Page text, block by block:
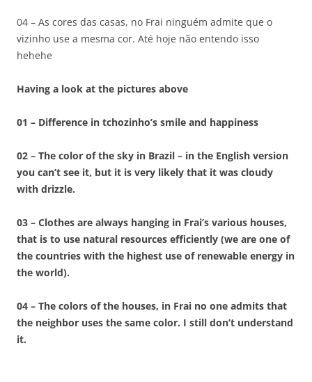
04 – As cores das casas, no Frai ninguém admite que o
vizinho use a mesma cor. Até hoje não entendo isso
hehehe
Having a look at the pictures above
01 – Difference in tchozinho’s smile and happiness
02 – The color of the sky in Brazil – in the English version
you can’t see it, but it is very likely that it was cloudy
with drizzle.
03 – Clothes are always hanging in Frai’s various houses,
that is to use natural resources efficiently (we are one of
the countries with the highest use of renewable energy in
the world).
04 – The colors of the houses, in Frai no one admits that
the neighbor uses the same color. I still don’t understand
it.